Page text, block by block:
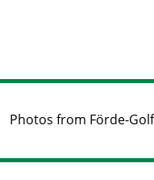
Photos from Förde-